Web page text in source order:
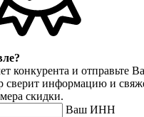
конкурента и отправьте
информацию и
скидки.
Ваш ИНН